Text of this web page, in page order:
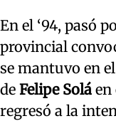
En el ‘94, pasó
provincial
se mantuvo en
de Felipe Solá en
regresó a la